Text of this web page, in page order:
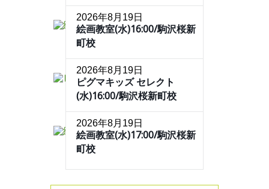
2026年8月19日
絵画教室(水)16:00/駒沢桜新
町校
2026年8月19日
ピグマキッズ セレクト
(水)16:00/駒沢桜新町校
2026年8月19日
絵画教室(水)17:00/駒沢桜新
町校